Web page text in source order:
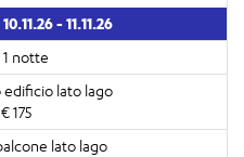
10.11.26 - 11.11.26
1 notte
€ 175